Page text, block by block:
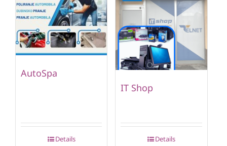
AutoSpa
Details
IT Shop
Details